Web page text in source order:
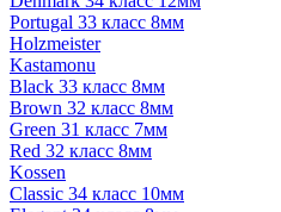
Portugal 33 класс 8мм
Holzmeister
Kastamonu
Black 33 класс 8мм
Brown 32 класс 8мм
Green 31 класс 7мм
Red 32 класс 8мм
Kossen
Classic 34 класс 10мм